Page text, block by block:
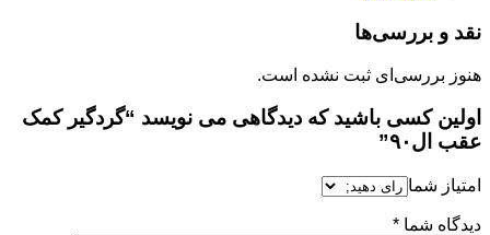
نقد و بررسی‌ها
هنوز بررسی‌ای ثبت نشده است.
اولین کسی باشید که دیدگاهی می نویسد “گردگیر کمک
عقب ال۹۰”
امتیاز شما
دیدگاه شما *